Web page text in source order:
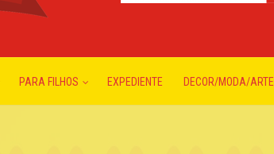
PARA FILHOS EXPEDIENTE DECOR/MODA/ARTE